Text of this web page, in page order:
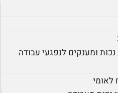
ומענקים לנפגעי עבודה
לאומי